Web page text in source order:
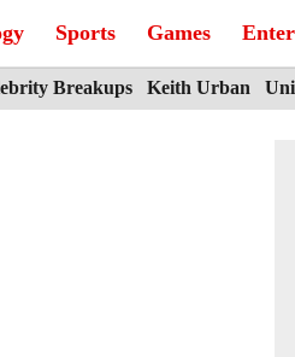
Sports Games
Breakups Keith Urban